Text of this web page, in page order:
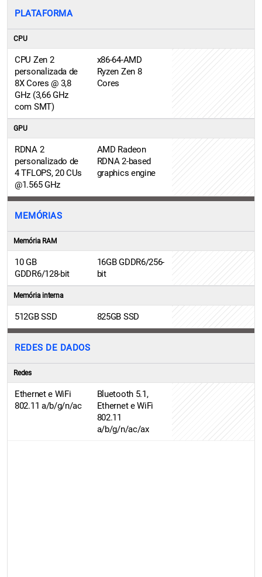
PLATAFORMA
CPU
CPU Zen 2
personalizada de
8X Cores @ 3,8
GHz (3,66 GHz
com SMT)
x86-64-AMD
Ryzen Zen 8
Cores
GPU
RDNA 2
personalizado de
4 TFLOPS, 20 CUs
@1.565 GHz
AMD Radeon
RDNA 2-based
graphics engine
MEMÓRIAS
Memória RAM
10 GB
GDDR6/128-bit
16GB GDDR6/256-
bit
Memória interna
512GB SSD 825GB SSD
REDES DE DADOS
Redes
Ethernet e WiFi
802.11 a/b/g/n/ac
Bluetooth 5.1,
Ethernet e WiFi
802.11
a/b/g/n/ac/ax